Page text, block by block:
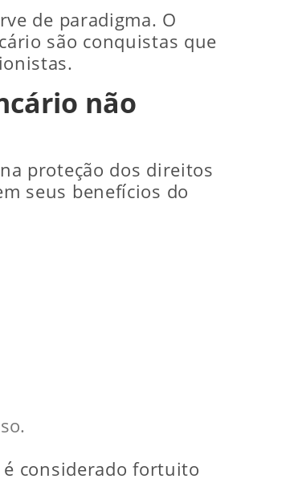
de paradigma. O
são conquistas que
não
proteção dos direitos
seus benefícios do
considerado fortuito